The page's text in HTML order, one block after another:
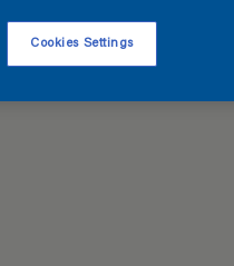
Cookies Settings